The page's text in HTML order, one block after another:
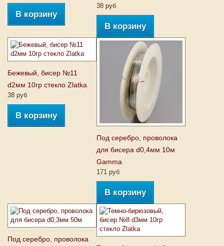
В корзину
38 руб
В корзину
Бежевый, бисер №11
d2мм 10гр стекло Zlatka
38 руб
В корзину
Под серебро, проволока
для бисера d0,4мм 10м
Gаmma
171 руб
В корзину
Под серебро, проволока